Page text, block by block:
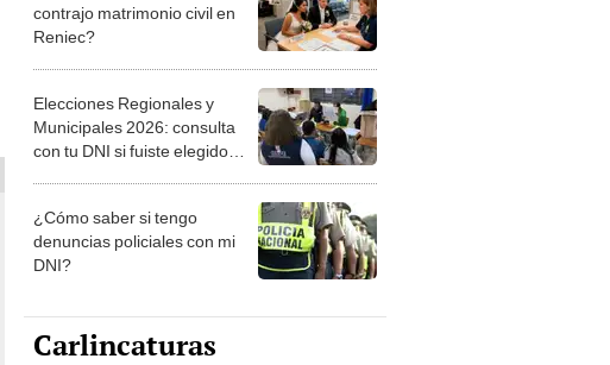
contrajo matrimonio civil en
Reniec?
Elecciones Regionales y
Municipales 2026: consulta
con tu DNI si fuiste elegido
la ONPE
¿Cómo saber si tengo
denuncias policiales con mi
DNI?
Carlincaturas